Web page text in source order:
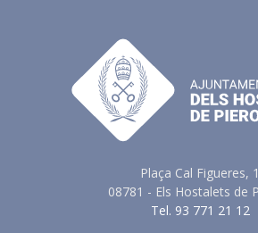
Plaça Cal Figueres, 1
08781 - Els Hostalets de
Tel. 93 771 21 12